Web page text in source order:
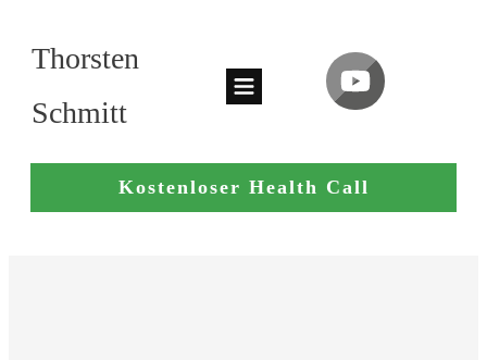
Thorsten
Schmitt
Kostenloser Health Call